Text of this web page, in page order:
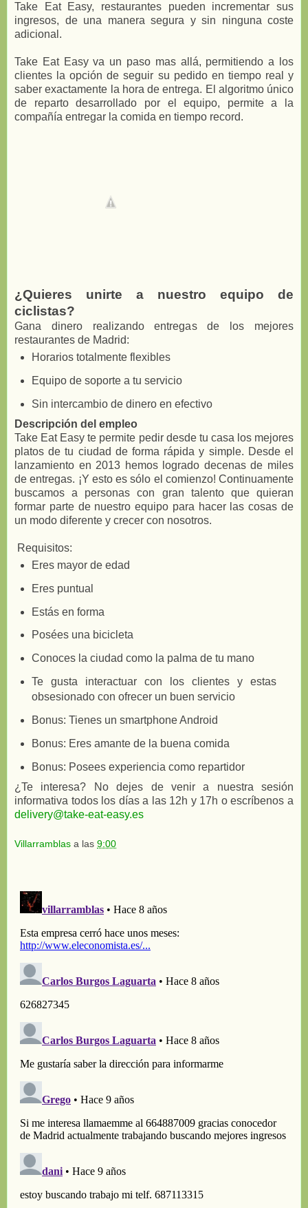
Take Eat Easy, restaurantes pueden incrementar sus
ingresos, de una manera segura y sin ninguna coste
adicional.
Take Eat Easy va un paso mas allá, permitiendo a los
clientes la opción de seguir su pedido en tiempo real y
saber exactamente la hora de entrega. El algoritmo único
de reparto desarrollado por el equipo, permite a la
compañía entregar la comida en tiempo record.
¿Quieres unirte a nuestro equipo de
ciclistas?
Gana dinero realizando entregas de los mejores
restaurantes de Madrid:
Horarios totalmente flexibles
Equipo de soporte a tu servicio
Sin intercambio de dinero en efectivo
Descripción del empleo
Take Eat Easy te permite pedir desde tu casa los mejores
platos de tu ciudad de forma rápida y simple. Desde el
lanzamiento en 2013 hemos logrado decenas de miles
de entregas. ¡Y esto es sólo el comienzo! Continuamente
buscamos a personas con gran talento que quieran
formar parte de nuestro equipo para hacer las cosas de
un modo diferente y crecer con nosotros.
Requisitos:
Eres mayor de edad
Eres puntual
Estás en forma
Posées una bicicleta
Conoces la ciudad como la palma de tu mano
Te gusta interactuar con los clientes y estas
obsesionado con ofrecer un buen servicio
Bonus: Tienes un smartphone Android
Bonus: Eres amante de la buena comida
Bonus: Posees experiencia como repartidor
¿Te interesa? No dejes de venir a nuestra sesión
informativa todos los días a las 12h y 17h o escríbenos a
delivery@take-eat-easy.es
Villarramblas a las 9:00